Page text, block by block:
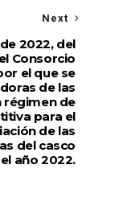
Next
2022, del
Consorcio
el que se
de las
régimen de
para el
de las
del casco
año 2022.